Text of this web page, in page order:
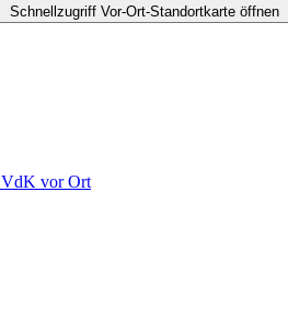
Schnellzugriff Vor-Ort-Standortkarte öffnen
VdK vor Ort